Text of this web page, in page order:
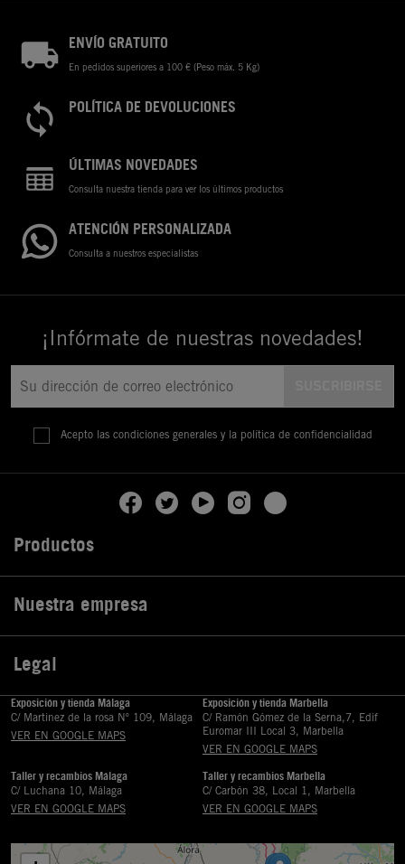
ENVÍO GRATUITO
En pedidos superiores a 100 € (Peso máx. 5 Kg)
POLÍTICA DE DEVOLUCIONES
ÚLTIMAS NOVEDADES
Consulta nuestra tienda para ver los últimos productos
ATENCIÓN PERSONALIZADA
Consulta a nuestros especialistas
¡Infórmate de nuestras novedades!
Acepto las condiciones generales y la política de confidencialidad
Productos
Nuestra empresa
Legal
Exposición y tienda Málaga
C/ Martinez de la rosa Nº 109, Málaga
VER EN GOOGLE MAPS
Exposición y tienda Marbella
C/ Ramón Gómez de la Serna,7, Edif
Euromar III Local 3, Marbella
VER EN GOOGLE MAPS
Taller y recambios Málaga
C/ Luchana 10, Málaga
VER EN GOOGLE MAPS
Taller y recambios Marbella
C/ Carbón 38, Local 1, Marbella
VER EN GOOGLE MAPS